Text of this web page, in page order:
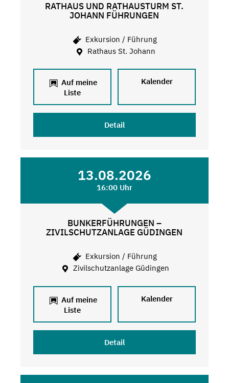
RATHAUS UND RATHAUSTURM ST.
JOHANN FÜHRUNGEN
Exkursion / Führung
Rathaus St. Johann
Auf meine
Liste
Kalender
Detail
13.08.2026
16:00 Uhr
BUNKERFÜHRUNGEN –
ZIVILSCHUTZANLAGE GÜDINGEN
Exkursion / Führung
Zivilschutzanlage Güdingen
Auf meine
Liste
Kalender
Detail